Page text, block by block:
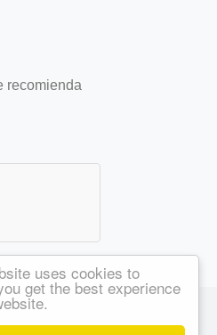
uses cookies to
get the best experience
recomienda